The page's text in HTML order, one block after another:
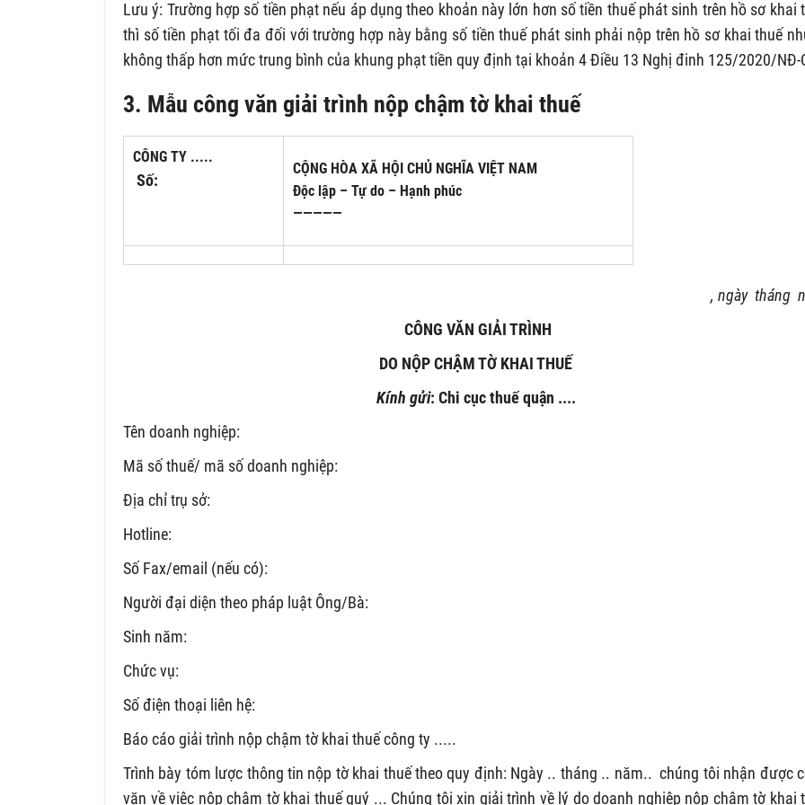
Lưu ý: Trường hợp số tiền phạt nếu áp dụng theo khoản này lớn hơn số tiền thuế phát sinh trên hồ sơ khai
thì số tiền phạt tối đa đối với trường hợp này bằng số tiền thuế phát sinh phải nộp trên hồ sơ khai thuế
không thấp hơn mức trung bình của khung phạt tiền quy định tại khoản 4 Điều 13 Nghị đinh 125/2020/NĐ-
3. Mẫu công văn giải trình nộp chậm tờ khai thuế
CÔNG TY .....
Số:
CỘNG HÒA XÃ HỘI CHỦ NGHĨA VIỆT NAM
Độc lập – Tự do – Hạnh phúc
—————
, ngày tháng
CÔNG VĂN GIẢI TRÌNH
DO NỘP CHẬM TỜ KHAI THUẾ
Kính gửi: Chi cục thuế quận ....
Tên doanh nghiệp:
Mã số thuế/ mã số doanh nghiệp:
Địa chỉ trụ sở:
Hotline:
Số Fax/email (nếu có):
Người đại diện theo pháp luật Ông/Bà:
Sinh năm:
Chức vụ:
Số điện thoại liên hệ:
Báo cáo giải trình nộp chậm tờ khai thuế công ty .....
Trình bày tóm lược thông tin nộp tờ khai thuế theo quy định: Ngày .. tháng .. năm.. chúng tôi nhận được
văn về việc nộp chậm tờ khai thuế quý ... Chúng tôi xin giải trình về lý do doanh nghiệp nộp chậm tờ khai